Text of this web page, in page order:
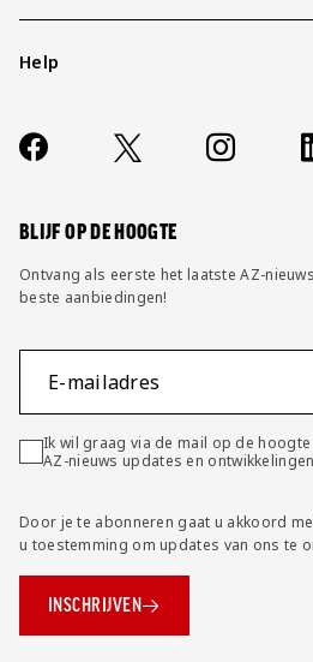
Help
Contact
FAQ
Socials
https://www.facebook.com/
X Instagram
BLIJF OP DE HOOGTE
Ontvang als eerste het laatste AZ-
beste aanbiedingen!
E-mailadres
Ik wil graag via de mail op de
AZ-nieuws updates en
Door je te abonneren gaat u akkoord
u toestemming om updates van ons te
INSCHRIJVEN